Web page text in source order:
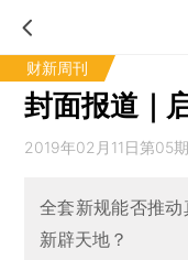
财新周刊
封面报道｜
2019年02月11日第05期
全套新规能否推
新辟天地？